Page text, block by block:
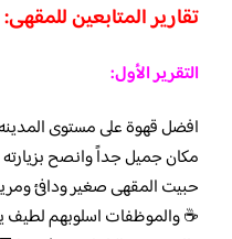
تقارير المتابعين للمقهى:
التقرير الأول:
افضل قهوة على مستوى
مكان جميل جداً وانصح بزيارته
حبيت المقهى صغير ودافئ
☕️ والموظفات اسلوبهم لطيف